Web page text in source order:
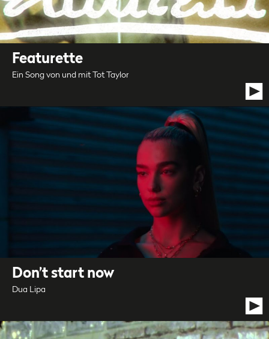
Featurette
Ein Song von und mit Tot Taylor
Don’t start now
Dua Lipa